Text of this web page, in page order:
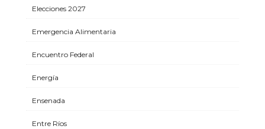
Elecciones 2027
Emergencia Alimentaria
Encuentro Federal
Energía
Ensenada
Entre Ríos